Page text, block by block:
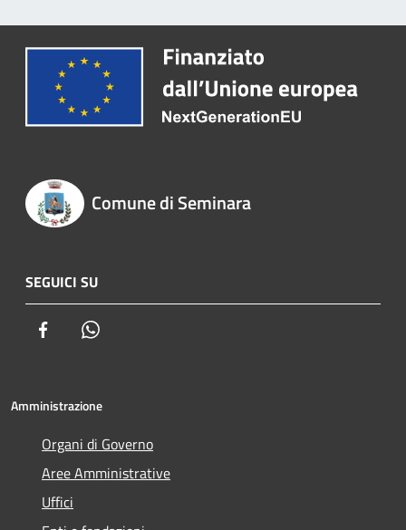
Comune di Seminara
SEGUICI SU
Facebook
Amministrazione
Organi di Governo
Aree Amministrative
Uffici